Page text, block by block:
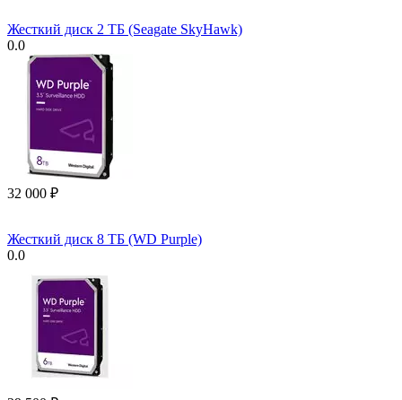
Жесткий диск 2 ТБ (Seagate SkyHawk)
0.0
32 000 ₽
Жесткий диск 8 ТБ (WD Purple)
0.0